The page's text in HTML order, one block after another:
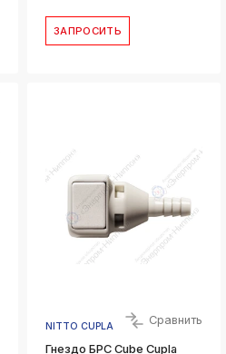
ЗАПРОСИТЬ
NITTO CUPLA Сравнить
Гнездо БРС Cube Cupla